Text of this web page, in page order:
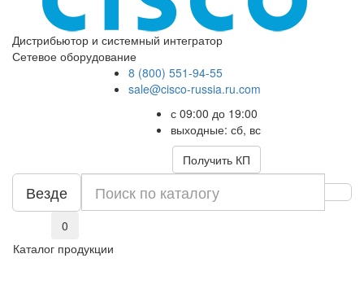
Дистрибьютор и системный интегратор
Сетевое оборудование
8 (800) 551-94-55
sale@cisco-russia.ru.com
с 09:00 до 19:00
выходные: сб, вс
Получить КП
Везде
0
Каталог продукции